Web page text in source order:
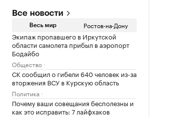
Все новости
Весь мир Ростов-на-Дону
Экипаж пропавшего в Иркутской
области самолета прибыл в аэропорт
Бодайбо
Общество
СК сообщил о гибели 640 человек из-за
вторжения ВСУ в Курскую область
Политика
Почему ваши совещания бесполезны и
как это исправить: 7 лайфхаков